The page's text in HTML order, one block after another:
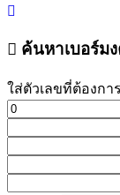
ค้นหาเบอร์ม
ใส่ตัวเลขที่ต้องการ